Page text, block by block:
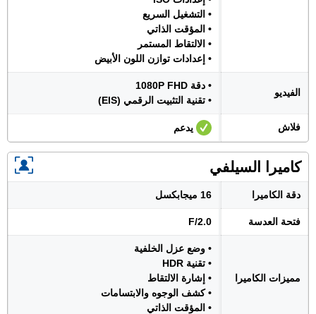
• التشغيل السريع
• المؤقت الذاتي
• الالتقاط المستمر
• إعدادات توازن اللون الأبيض
الفيديو
• دقة 1080P FHD
• تقنية التثبيت الرقمي (EIS)
فلاش يدعم
كاميرا السيلفي
دقة الكاميرا 16 ميجابكسل
فتحة العدسة F/2.0
مميزات الكاميرا
• وضع عزل الخلفية
• تقنية HDR
• إشارة الالتقاط
• كشف الوجوه والابتسامات
• المؤقت الذاتي